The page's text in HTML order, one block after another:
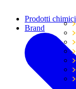
Prodotti chimici
Brand